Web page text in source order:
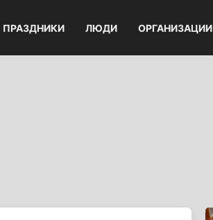
ПРАЗДНИКИ ЛЮДИ ОРГАНИЗАЦИИ